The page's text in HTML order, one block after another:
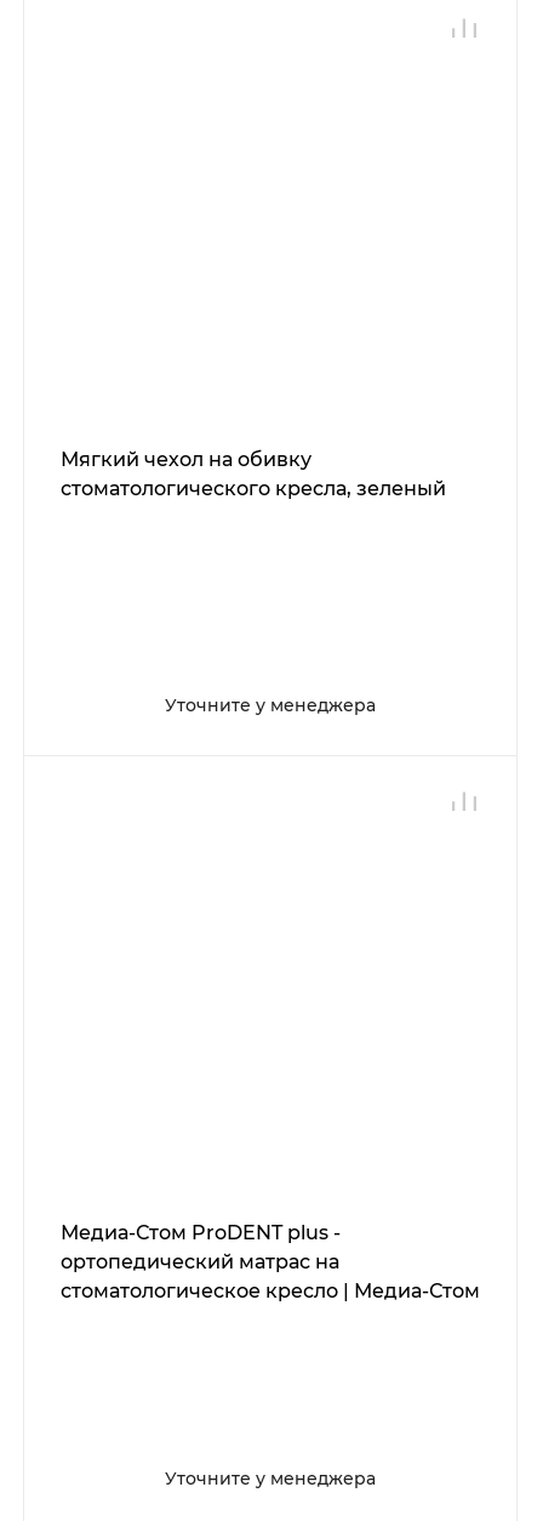
Мягкий чехол на обивку
стоматологического кресла, зеленый
Уточните у менеджера
Медиа-Стом ProDENT plus -
ортопедический матрас на
стоматологическое кресло | Медиа-Стом
Уточните у менеджера